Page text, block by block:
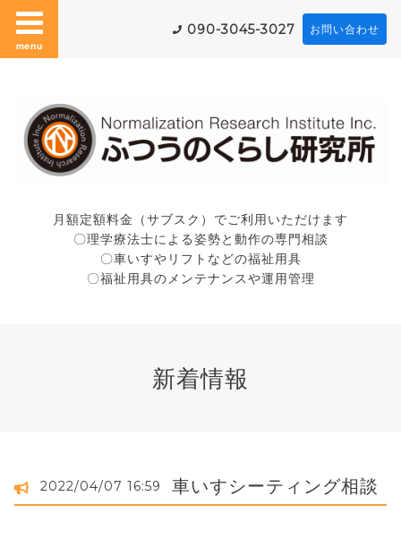
menu
090-3045-3027 お問い合わせ
月額定額料金（サブスク）でご利用いただけます
〇理学療法士による姿勢と動作の専門相談
〇車いすやリフトなどの福祉用具
〇福祉用具のメンテナンスや運用管理
新着情報
2022/04/07 16:59 車いすシーティング相談